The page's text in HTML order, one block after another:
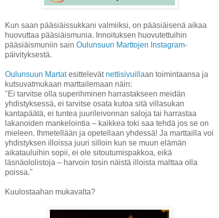
Kun saan pääsiäissukkani valmiiksi, on pääsiäisenä aikaa
huovuttaa pääsiäismunia. Innoituksen huovutettuihin
pääsiäismuniin sain Oulunsuun Marttojen Instagram-
päivityksestä.
Oulunsuun Martatesittelevät nettisivuillaan toimintaansa ja
kutsuvatmukaan marttailemaan näin:
"Ei tarvitse olla superihminen harrastakseen meidän
yhdistyksessä, ei tarvitse osata kutoa sitä villasukan
kantapäätä, ei tuntea juurileivonnan saloja tai harrastaa
lakanoiden mankelointia – kaikkea toki saa tehdä jos se on
mieleen. Ihmetellään ja opetellaan yhdessä! Ja marttailla voi
yhdistyksen illoissa juuri silloin kun se muun elämän
aikatauluihin sopii, ei ole sitoutumispakkoa, eikä
läsnäololistoja – harvoin tosin näistä illoista malttaa olla
poissa."
Kuulostaahan mukavalta?